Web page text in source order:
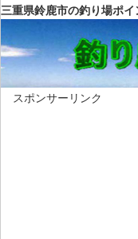
三重県鈴鹿市の釣り場ポイ
スポンサーリンク